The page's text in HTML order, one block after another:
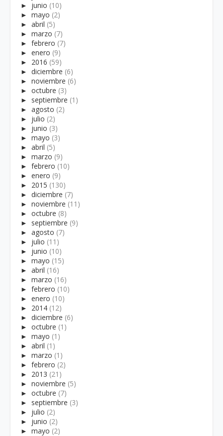
► junio (10)
► mayo (2)
► abril (5)
► marzo (7)
► febrero (7)
► enero (9)
► 2016 (59)
► diciembre (6)
► noviembre (6)
► octubre (3)
► septiembre (1)
► agosto (2)
► julio (2)
► junio (3)
► mayo (3)
► abril (5)
► marzo (9)
► febrero (10)
► enero (9)
► 2015 (130)
► diciembre (7)
► noviembre (11)
► octubre (8)
► septiembre (9)
► agosto (7)
► julio (11)
► junio (10)
► mayo (15)
► abril (16)
► marzo (16)
► febrero (10)
► enero (10)
► 2014 (12)
► diciembre (6)
► octubre (1)
► mayo (1)
► abril (1)
► marzo (1)
► febrero (2)
► 2013 (21)
► noviembre (5)
► octubre (7)
► septiembre (3)
► julio (2)
► junio (2)
► mayo (2)